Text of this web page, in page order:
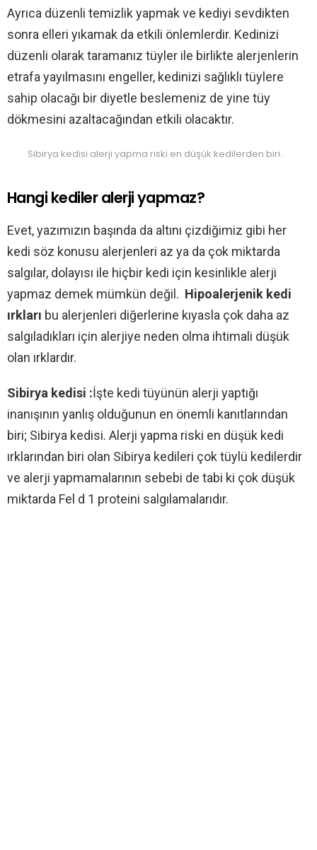
Ayrıca düzenli temizlik yapmak ve kediyi sevdikten
sonra elleri yıkamak da etkili önlemlerdir. Kedinizi
düzenli olarak taramanız tüyler ile birlikte alerjenlerin
etrafa yayılmasını engeller, kedinizi sağlıklı tüylere
sahip olacağı bir diyetle beslemeniz de yine tüy
dökmesini azaltacağından etkili olacaktır.
Sibirya kedisi alerji yapma riski en düşük kedilerden biri.
Hangi kediler alerji yapmaz?
Evet, yazımızın başında da altını çizdiğimiz gibi her
kedi söz konusu alerjenleri az ya da çok miktarda
salgılar, dolayısı ile hiçbir kedi için kesinlikle alerji
yapmaz demek mümkün değil. Hipoalerjenik kedi
ırkları bu alerjenleri diğerlerine kıyasla çok daha az
salgıladıkları için alerjiye neden olma ihtimali düşük
olan ırklardır.
Sibirya kedisi :İşte kedi tüyünün alerji yaptığı
inanışının yanlış olduğunun en önemli kanıtlarından
biri; Sibirya kedisi. Alerji yapma riski en düşük kedi
ırklarından biri olan Sibirya kedileri çok tüylü kedilerdir
ve alerji yapmamalarının sebebi de tabi ki çok düşük
miktarda Fel d 1 proteini salgılamalarıdır.